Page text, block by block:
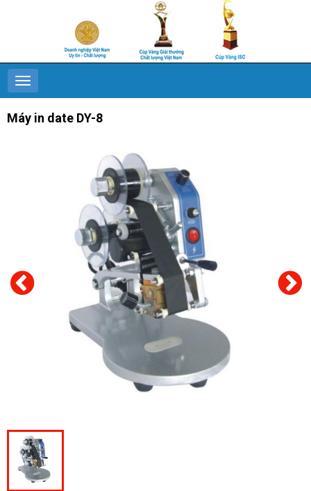
Máy in date DY-8